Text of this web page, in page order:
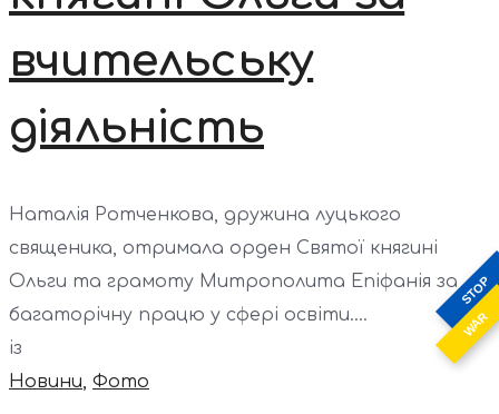
STOP
WAR
вчительську
діяльність
Наталія Ротченкова, дружина луцького
священика, отримала орден Святої княгині
Ольги та грамоту Митрополита Епіфанія за
багаторічну працю у сфері освіти....
із
Новини, Фото